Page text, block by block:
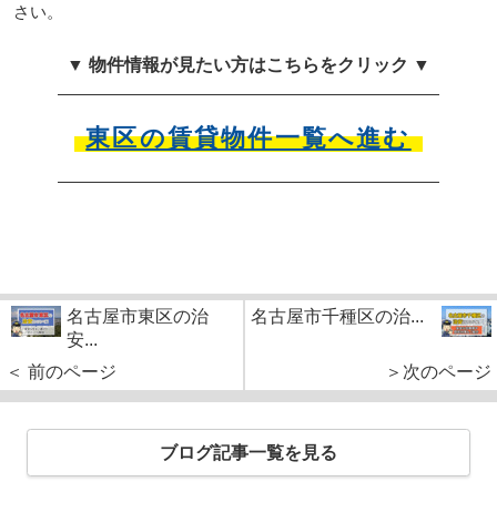
さい。
▼ 物件情報が見たい方はこちらをクリック ▼
東区の賃貸物件一覧へ進む
名古屋市東区の治
安...
＜ 前のページ
名古屋市千種区の治...
＞次のページ
ブログ記事一覧を見る